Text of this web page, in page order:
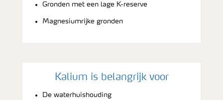
Gronden met een lage K-reserve
Magnesiumrijke gronden
Kalium is belangrijk voor
De waterhuishouding